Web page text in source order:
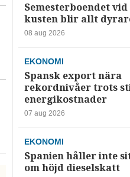
Semesterboendet
kusten blir allt
08 aug 2026
EKONOMI
Spansk export nära
rekordnivåer trots
energikostnader
07 aug 2026
EKONOMI
Spanien håller inte
om höjd dieselskatt